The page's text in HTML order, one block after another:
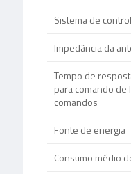
Sistema de
Impedância da
Tempo de
para comando de
comandos
Fonte de energia
Consumo médio